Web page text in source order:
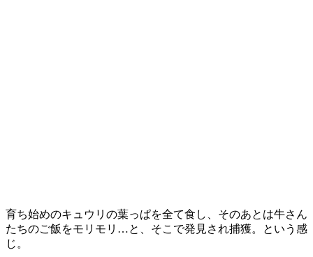
育ち始めのキュウリの葉っぱを全て食し、そのあとは牛さん
たちのご飯をモリモリ…と、そこで発見され捕獲。という感
じ。